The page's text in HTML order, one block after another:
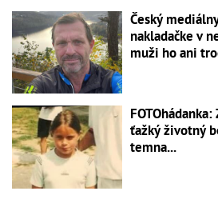
Český
nakladačke v
muži ho ani
ťažký životný
temna...